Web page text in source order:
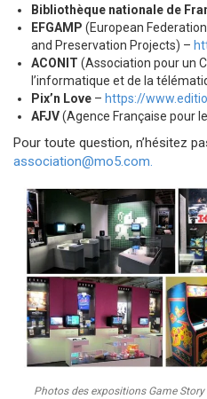
Bibliothèque nationale de
EFGAMP (European
and Preservation Projects) –
ACONIT (Association pour un
l’informatique et de la
Pix’n Love – https://
AFJV(Agence Française pour
Pour toute question, n’hésitez
association@mo5.com.
Photos des expositions Game